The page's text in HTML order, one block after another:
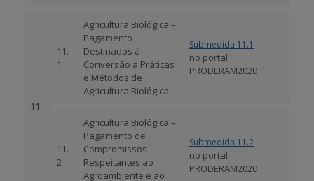
11
11.
1
Agricultura Biológica –
Pagamento
Destinados à
Conversão a Práticas
e Métodos de
Agricultura Biológica
Submedida 11.1
no portal
PRODERAM2020
11.
2
Agricultura Biológica –
Pagamento de
Compromissos
Respeitantes ao
Agroambiente e ao
Submedida 11.2
no portal
PRODERAM2020